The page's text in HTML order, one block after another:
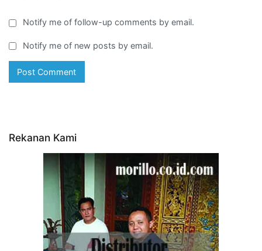
Notify me of follow-up comments by email.
Notify me of new posts by email.
Rekanan Kami